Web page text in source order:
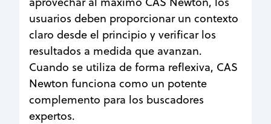
usuarios deben proporcionar un contexto
claro desde el principio y verificar los
resultados a medida que avanzan.
Cuando se utiliza de forma reflexiva, CAS
Newton funciona como un potente
complemento para los buscadores
expertos.